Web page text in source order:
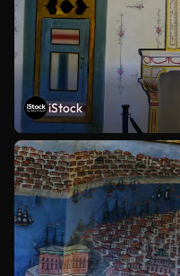
iStock